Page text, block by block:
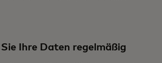
Ihre Daten regelmäßig